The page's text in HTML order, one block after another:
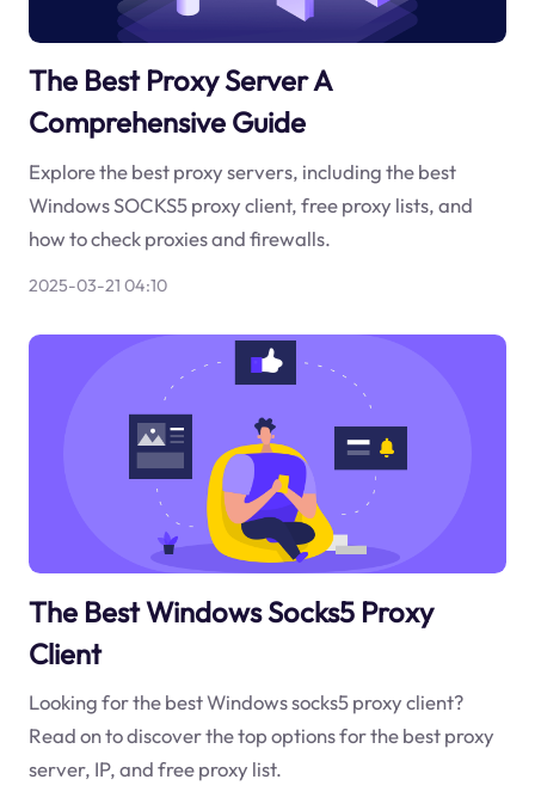
The Best Proxy Server A
Comprehensive Guide
Explore the best proxy servers, including the best
Windows SOCKS5 proxy client, free proxy lists, and
how to check proxies and firewalls.
2025-03-21 04:10
The Best Windows Socks5 Proxy
Client
Looking for the best Windows socks5 proxy client?
Read on to discover the top options for the best proxy
server, IP, and free proxy list.